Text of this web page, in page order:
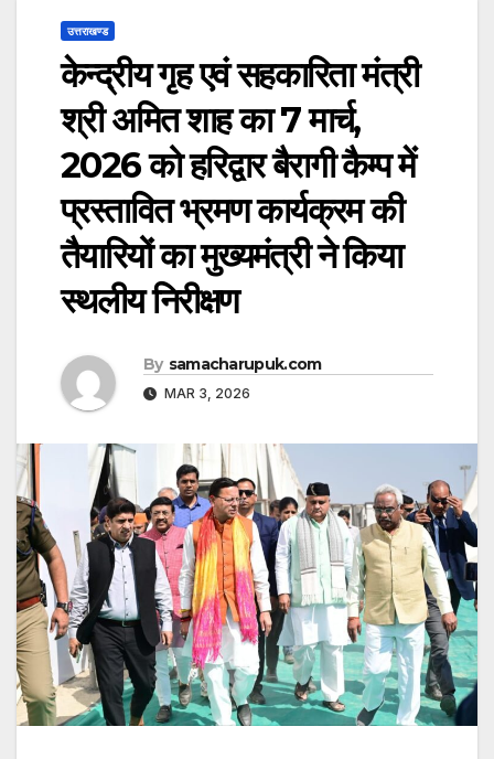
उत्तराखण्ड
केन्द्रीय गृह एवं सहकारिता मंत्री
श्री अमित शाह का 7 मार्च,
2026 को हरिद्वार बैरागी कैम्प में
प्रस्तावित भ्रमण कार्यक्रम की
तैयारियों का मुख्यमंत्री ने किया
स्थलीय निरीक्षण
By samacharupuk.com
MAR 3, 2026